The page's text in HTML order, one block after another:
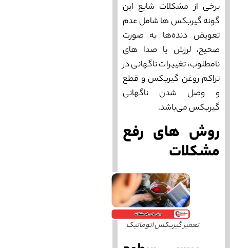
برخی از مشکلات شایع این
گونه گیربکس ها شامل عدم
تعویض دنده‌ها به صورت
صحیح، لرزش یا صدا های
نامطلوب، تغییرات ناگهانی در
تراکم روغن گیربکس و قطع
و وصل شدن ناگهانی
گیربکس می‌‌باشد.
روش‌ های رفع
مشکلات
تعمیر گیربکس اتوماتیک